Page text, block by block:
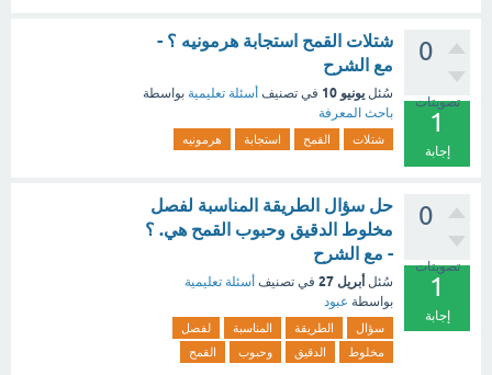
0
تصويتات
1
إجابة
شتلات القمح استجابة هرمونيه ؟ -
مع الشرح
سُئل يونيو 10 في تصنيف أسئلة تعليمية بواسطة
باحث المعرفة
شتلات القمح استجابة هرمونيه
0
تصويتات
1
إجابة
حل سؤال الطريقة المناسبة لفصل
مخلوط الدقيق وحبوب القمح هي. ؟
- مع الشرح
سُئل أبريل 27 في تصنيف أسئلة تعليمية
بواسطة عبود
سؤال الطريقة المناسبة
لفصل
مخلوط
الدقيق وحبوب القمح